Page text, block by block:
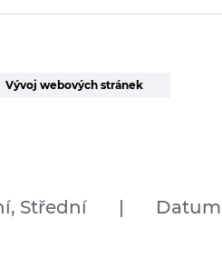
Vývoj webových stránek
Střední |
Datum